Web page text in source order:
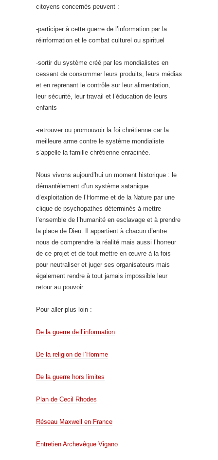
citoyens concernés peuvent :
-participer à cette guerre de l’information par la
réinformation et le combat culturel ou spirituel
-sortir du système créé par les mondialistes en
cessant de consommer leurs produits, leurs médias
et en reprenant le contrôle sur leur alimentation,
leur sécurité, leur travail et l’éducation de leurs
enfants
-retrouver ou promouvoir la foi chrétienne car la
meilleure arme contre le système mondialiste
s’appelle la famille chrétienne enracinée.
Nous vivons aujourd’hui un moment historique : le
démantèlement d’un système satanique
d’exploitation de l’Homme et de la Nature par une
clique de psychopathes déterminés à mettre
l’ensemble de l’humanité en esclavage et à prendre
la place de Dieu. Il appartient à chacun d’entre
nous de comprendre la réalité mais aussi l’horreur
de ce projet et de tout mettre en œuvre à la fois
pour neutraliser et juger ses organisateurs mais
également rendre à tout jamais impossible leur
retour au pouvoir.
Pour aller plus loin :
De la guerre de l’information
De la religion de l’Homme
De la guerre hors limites
Plan de Cecil Rhodes
Réseau Maxwell en France
Entretien Archevêque Vigano